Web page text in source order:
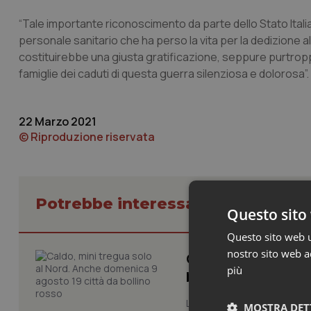
“Tale importante riconoscimento da parte dello Stato
personale sanitario che ha perso la vita per la dedizione
costituirebbe una giusta gratificazione, seppure
famiglie dei caduti di questa guerra silenziosa e dolorosa”.
22 Marzo 2021
© Riproduzione riservata
Potrebbe interessarti in Cronache
Caldo, mini
bollino rosso
La quarta ondata di
Questo
Questo sito web
nostro sito web
più
MOSTRA